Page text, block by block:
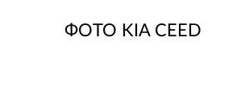
ФОТО KIA CEED